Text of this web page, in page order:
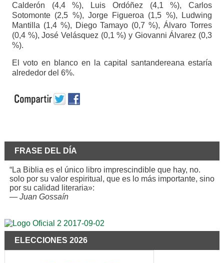
Calderón (4,4 %), Luis Ordóñez (4,1 %), Carlos
Sotomonte (2,5 %), Jorge Figueroa (1,5 %), Ludwing
Mantilla (1,4 %), Diego Tamayo (0,7 %), Álvaro Torres
(0,4 %), José Velásquez (0,1 %) y Giovanni Álvarez (0,3
%).
El voto en blanco en la capital santandereana estaría
alrededor del 6%.
FRASE DEL DÍA
“La Biblia es el único libro imprescindible que hay, no.
solo por su valor espiritual, que es lo más importante, sino
por su calidad literaria»:
— Juan Gossaín
ELECCIONES 2026